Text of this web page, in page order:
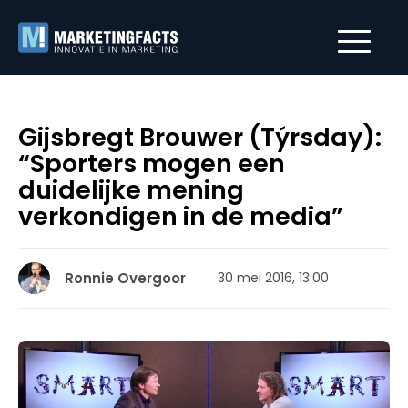
Gijsbregt Brouwer (Týrsday):
“Sporters mogen een
duidelijke mening
verkondigen in de media”
Ronnie Overgoor 30 mei 2016, 13:00